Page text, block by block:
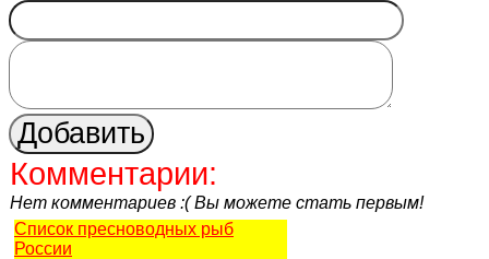
Комментарии:
Нет комментариев :( Вы можете стать первым!
Список пресноводных рыб
России